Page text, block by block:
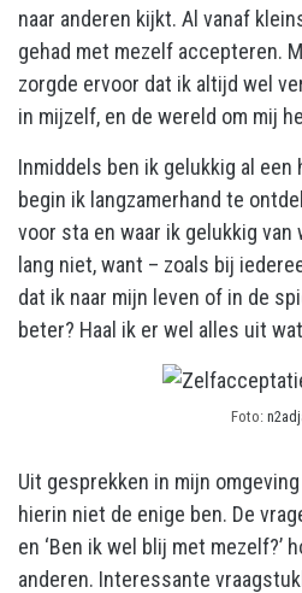
naar anderen kijkt. Al vanaf
gehad met mezelf accepteren.
zorgde ervoor dat ik altijd wel
in mijzelf, en de wereld om mij
Inmiddels ben ik gelukkig al een
begin ik langzamerhand te
voor sta en waar ik gelukkig van
lang niet, want – zoals bij
dat ik naar mijn leven of in de
beter? Haal ik er wel alles uit
Foto:
Uit gesprekken in mijn
hierin niet de enige ben. De
en ‘Ben ik wel blij met mezelf?’
anderen. Interessante